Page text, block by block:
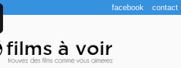
facebook contact